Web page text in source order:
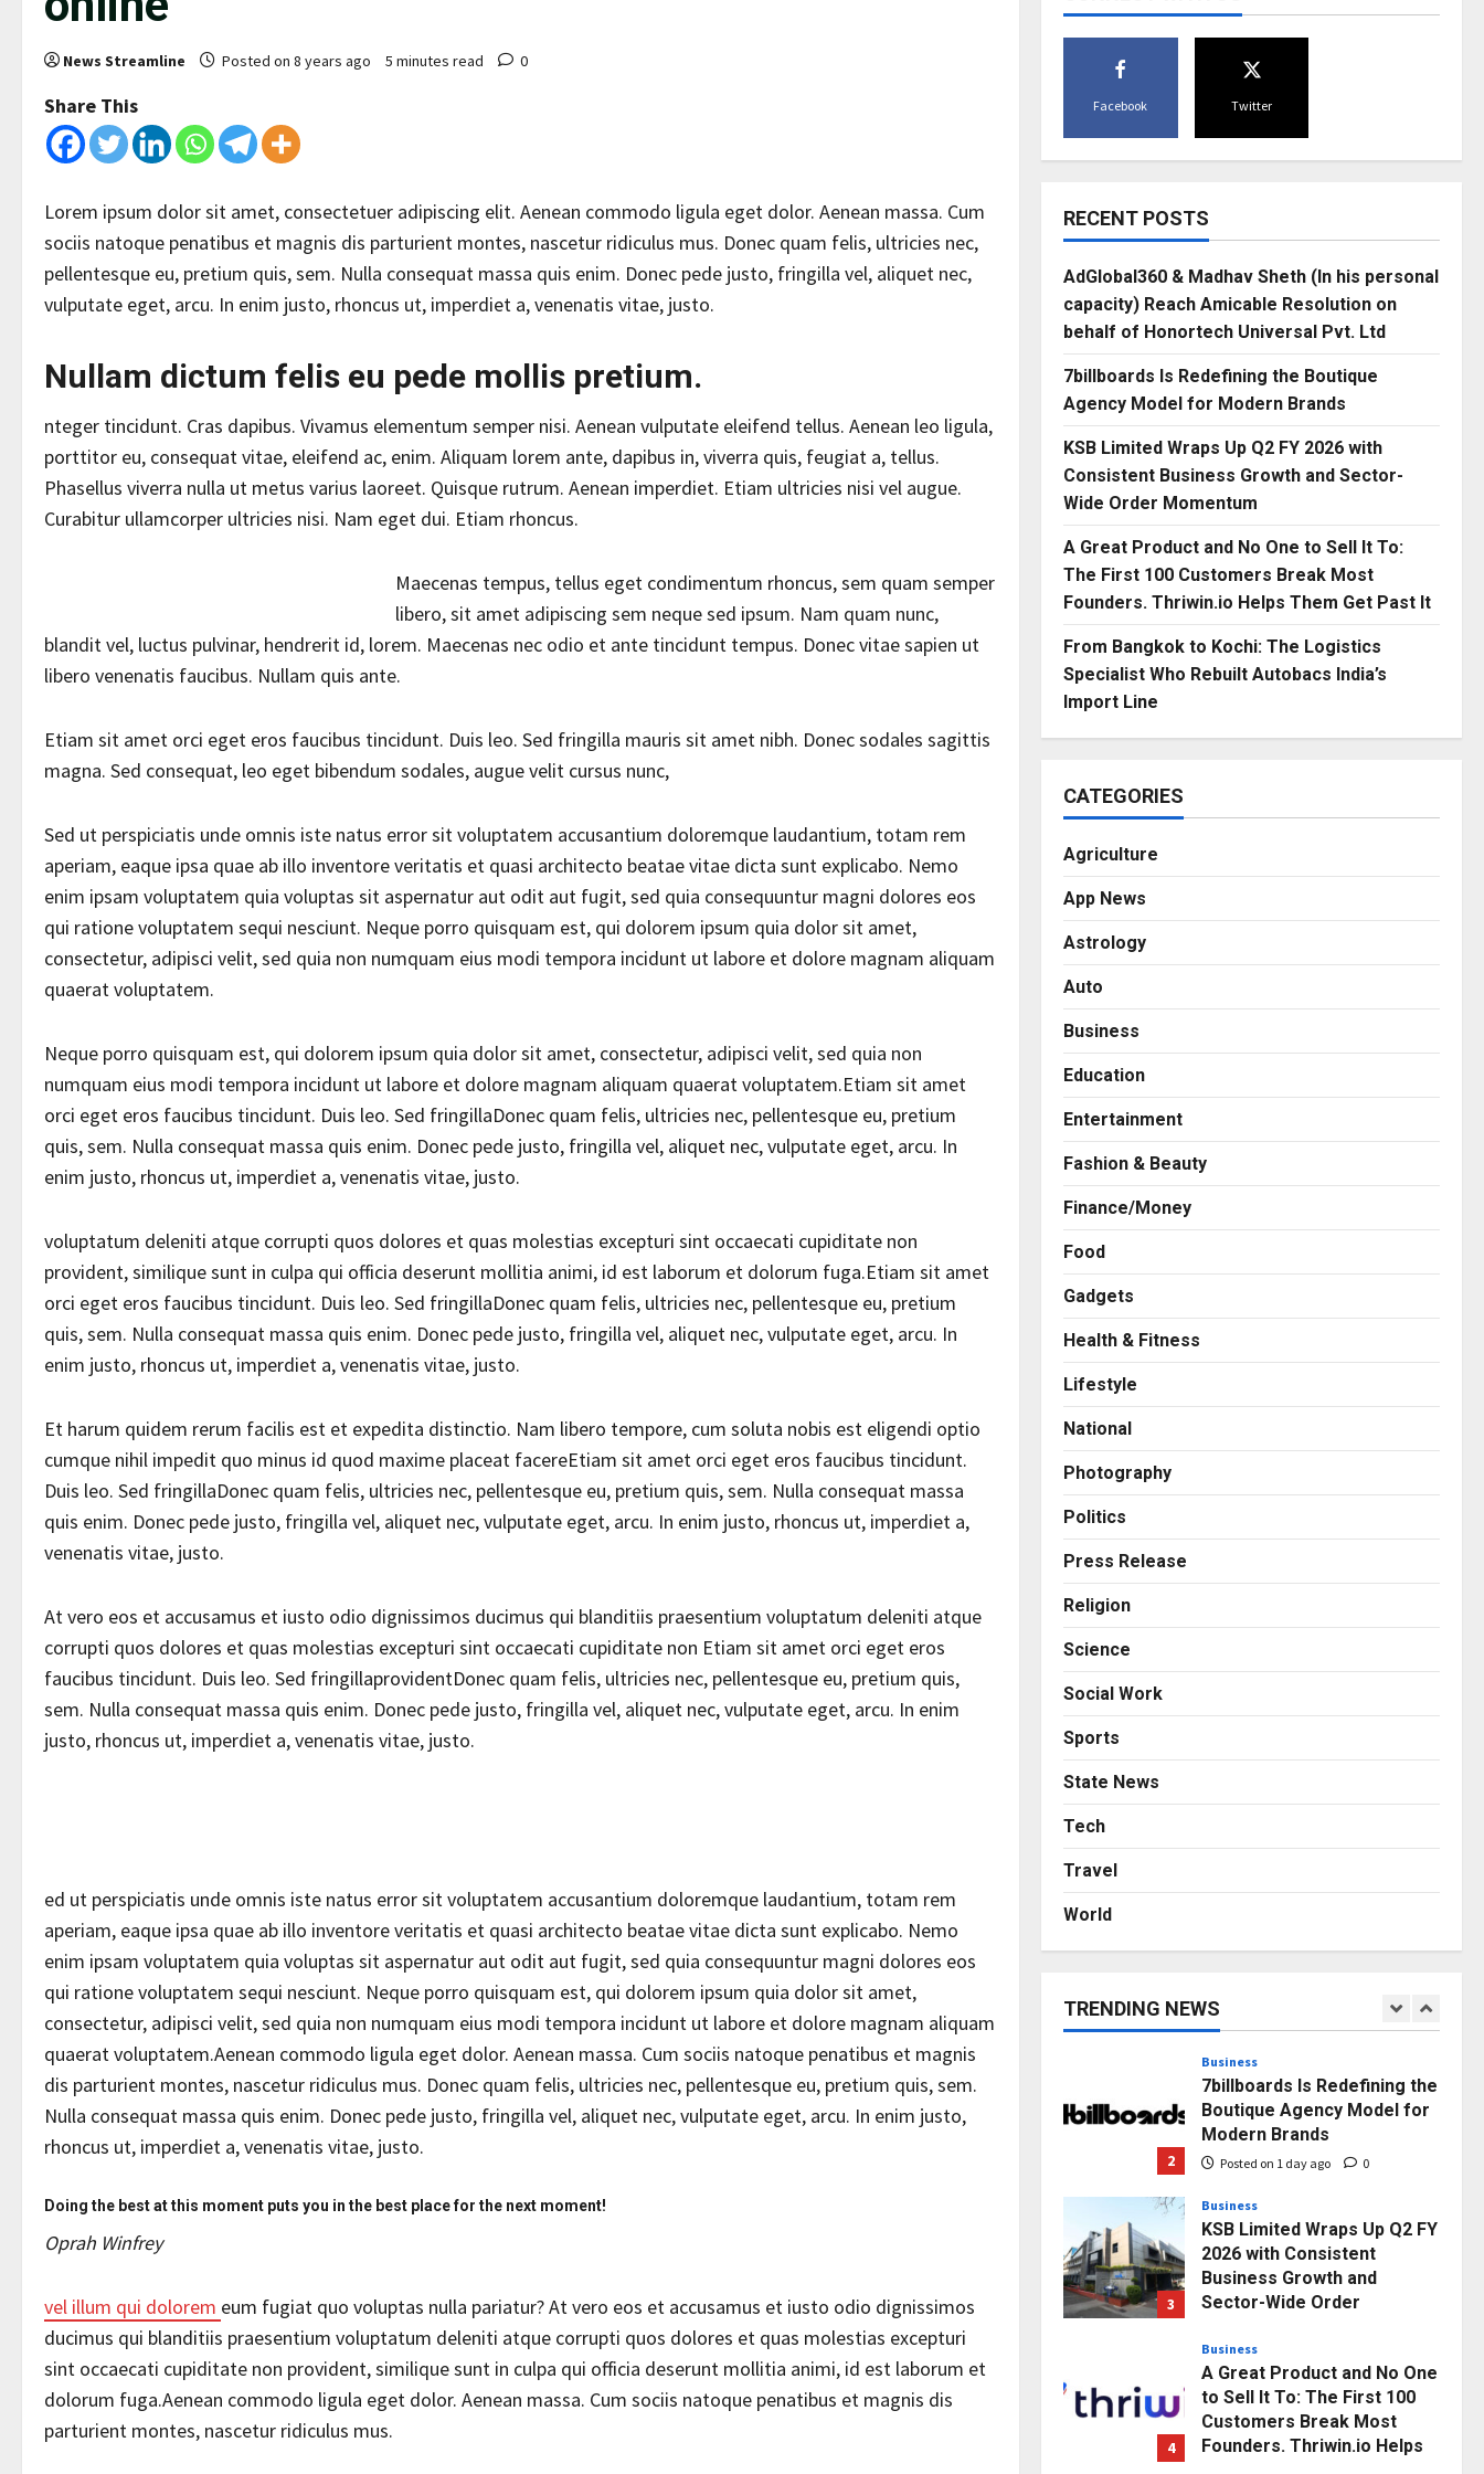
News Streamline Posted on 8 years ago 5 minutes read 0
Share This
Lorem ipsum dolor sit amet, consectetuer adipiscing elit. Aenean commodo ligula eget dolor. Aenean massa. Cum
sociis natoque penatibus et magnis dis parturient montes, nascetur ridiculus mus. Donec quam felis, ultricies nec,
pellentesque eu, pretium quis, sem. Nulla consequat massa quis enim. Donec pede justo, fringilla vel, aliquet nec,
vulputate eget, arcu. In enim justo, rhoncus ut, imperdiet a, venenatis vitae, justo.
Nullam dictum felis eu pede mollis pretium.
nteger tincidunt. Cras dapibus. Vivamus elementum semper nisi. Aenean vulputate eleifend tellus. Aenean leo ligula,
porttitor eu, consequat vitae, eleifend ac, enim. Aliquam lorem ante, dapibus in, viverra quis, feugiat a, tellus.
Phasellus viverra nulla ut metus varius laoreet. Quisque rutrum. Aenean imperdiet. Etiam ultricies nisi vel augue.
Curabitur ullamcorper ultricies nisi. Nam eget dui. Etiam rhoncus.
Maecenas tempus, tellus eget condimentum rhoncus, sem quam semper
libero, sit amet adipiscing sem neque sed ipsum. Nam quam nunc,
blandit vel, luctus pulvinar, hendrerit id, lorem. Maecenas nec odio et ante tincidunt tempus. Donec vitae sapien ut
libero venenatis faucibus. Nullam quis ante.
Etiam sit amet orci eget eros faucibus tincidunt. Duis leo. Sed fringilla mauris sit amet nibh. Donec sodales sagittis
magna. Sed consequat, leo eget bibendum sodales, augue velit cursus nunc,
Sed ut perspiciatis unde omnis iste natus error sit voluptatem accusantium doloremque laudantium, totam rem
aperiam, eaque ipsa quae ab illo inventore veritatis et quasi architecto beatae vitae dicta sunt explicabo. Nemo
enim ipsam voluptatem quia voluptas sit aspernatur aut odit aut fugit, sed quia consequuntur magni dolores eos
qui ratione voluptatem sequi nesciunt. Neque porro quisquam est, qui dolorem ipsum quia dolor sit amet,
consectetur, adipisci velit, sed quia non numquam eius modi tempora incidunt ut labore et dolore magnam aliquam
quaerat voluptatem.
Neque porro quisquam est, qui dolorem ipsum quia dolor sit amet, consectetur, adipisci velit, sed quia non
numquam eius modi tempora incidunt ut labore et dolore magnam aliquam quaerat voluptatem.Etiam sit amet
orci eget eros faucibus tincidunt. Duis leo. Sed fringillaDonec quam felis, ultricies nec, pellentesque eu, pretium
quis, sem. Nulla consequat massa quis enim. Donec pede justo, fringilla vel, aliquet nec, vulputate eget, arcu. In
enim justo, rhoncus ut, imperdiet a, venenatis vitae, justo.
voluptatum deleniti atque corrupti quos dolores et quas molestias excepturi sint occaecati cupiditate non
provident, similique sunt in culpa qui officia deserunt mollitia animi, id est laborum et dolorum fuga.Etiam sit amet
orci eget eros faucibus tincidunt. Duis leo. Sed fringillaDonec quam felis, ultricies nec, pellentesque eu, pretium
quis, sem. Nulla consequat massa quis enim. Donec pede justo, fringilla vel, aliquet nec, vulputate eget, arcu. In
enim justo, rhoncus ut, imperdiet a, venenatis vitae, justo.
Et harum quidem rerum facilis est et expedita distinctio. Nam libero tempore, cum soluta nobis est eligendi optio
cumque nihil impedit quo minus id quod maxime placeat facereEtiam sit amet orci eget eros faucibus tincidunt.
Duis leo. Sed fringillaDonec quam felis, ultricies nec, pellentesque eu, pretium quis, sem. Nulla consequat massa
quis enim. Donec pede justo, fringilla vel, aliquet nec, vulputate eget, arcu. In enim justo, rhoncus ut, imperdiet a,
venenatis vitae, justo.
At vero eos et accusamus et iusto odio dignissimos ducimus qui blanditiis praesentium voluptatum deleniti atque
corrupti quos dolores et quas molestias excepturi sint occaecati cupiditate non Etiam sit amet orci eget eros
faucibus tincidunt. Duis leo. Sed fringillaprovidentDonec quam felis, ultricies nec, pellentesque eu, pretium quis,
sem. Nulla consequat massa quis enim. Donec pede justo, fringilla vel, aliquet nec, vulputate eget, arcu. In enim
justo, rhoncus ut, imperdiet a, venenatis vitae, justo.
ed ut perspiciatis unde omnis iste natus error sit voluptatem accusantium doloremque laudantium, totam rem
aperiam, eaque ipsa quae ab illo inventore veritatis et quasi architecto beatae vitae dicta sunt explicabo. Nemo
enim ipsam voluptatem quia voluptas sit aspernatur aut odit aut fugit, sed quia consequuntur magni dolores eos
qui ratione voluptatem sequi nesciunt. Neque porro quisquam est, qui dolorem ipsum quia dolor sit amet,
consectetur, adipisci velit, sed quia non numquam eius modi tempora incidunt ut labore et dolore magnam aliquam
quaerat voluptatem.Aenean commodo ligula eget dolor. Aenean massa. Cum sociis natoque penatibus et magnis
dis parturient montes, nascetur ridiculus mus. Donec quam felis, ultricies nec, pellentesque eu, pretium quis, sem.
Nulla consequat massa quis enim. Donec pede justo, fringilla vel, aliquet nec, vulputate eget, arcu. In enim justo,
rhoncus ut, imperdiet a, venenatis vitae, justo.
Doing the best at this moment puts you in the best place for the next moment!
Oprah Winfrey
vel illum qui dolorem eum fugiat quo voluptas nulla pariatur? At vero eos et accusamus et iusto odio dignissimos
ducimus qui blanditiis praesentium voluptatum deleniti atque corrupti quos dolores et quas molestias excepturi
sint occaecati cupiditate non provident, similique sunt in culpa qui officia deserunt mollitia animi, id est laborum et
dolorum fuga.Aenean commodo ligula eget dolor. Aenean massa. Cum sociis natoque penatibus et magnis dis
parturient montes, nascetur ridiculus mus.
Facebook Twitter
RECENT POSTS
AdGlobal360 & Madhav Sheth (In his personal
capacity) Reach Amicable Resolution on
behalf of Honortech Universal Pvt. Ltd
7billboards Is Redefining the Boutique
Agency Model for Modern Brands
KSB Limited Wraps Up Q2 FY 2026 with
Consistent Business Growth and Sector-
Wide Order Momentum
A Great Product and No One to Sell It To:
The First 100 Customers Break Most
Founders. Thriwin.io Helps Them Get Past It
From Bangkok to Kochi: The Logistics
Specialist Who Rebuilt Autobacs India’s
Import Line
CATEGORIES
Agriculture
App News
Astrology
Auto
Business
Education
Entertainment
Fashion & Beauty
Finance/Money
Food
Gadgets
Health & Fitness
Lifestyle
National
Photography
Politics
Press Release
Religion
Science
Social Work
Sports
State News
Tech
Travel
World
TRENDING NEWS
7billboards Is Redefining the
3
2026 with Consistent
Sector-Wide Order
Business
to Sell It To: The First 100
From Bangkok to Kochi: The
Rebuilt Autobacs India’s
1
Resolution on behalf of
Honortech Universal Pvt.
Ltd
Posted on 1 day ago 0
2
Business
7billboards Is Redefining the
Boutique Agency Model for
Modern Brands
Posted on 1 day ago 0
3
Business
KSB Limited Wraps Up Q2 FY
2026 with Consistent
Business Growth and
Sector-Wide Order
Posted on 2 days ago
4
Business
A Great Product and No One
to Sell It To: The First 100
Customers Break Most
Founders. Thriwin.io Helps